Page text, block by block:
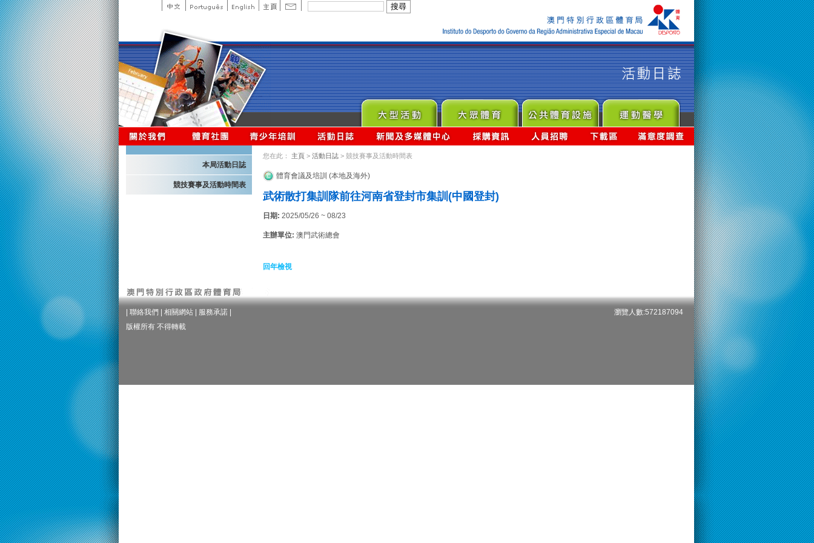
本局活動日誌
競技賽事及活動時間表
您在此： 主頁 > 活動日誌 > 競技賽事及活動時間表
體育會議及培訓 (本地及海外)
武術散打集訓隊前往河南省登封市集訓(中國登封)
日期: 2025/05/26 ~ 08/23
主辦單位: 澳門武術總會
回年檢視
聯絡我們 相關網站 服務承諾
版權所有 不得轉載
瀏覽人數:572187094